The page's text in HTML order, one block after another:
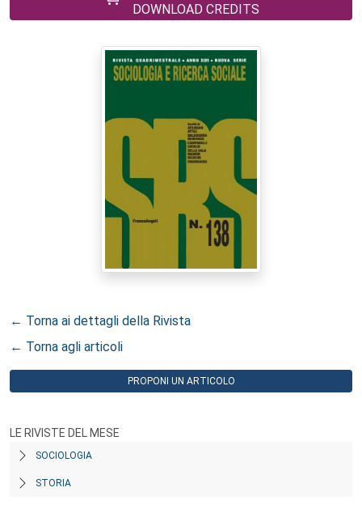
DOWNLOAD CREDITS
← Torna ai dettagli della Rivista
← Torna agli articoli
PROPONI UN ARTICOLO
LE RIVISTE DEL MESE
SOCIOLOGIA
STORIA